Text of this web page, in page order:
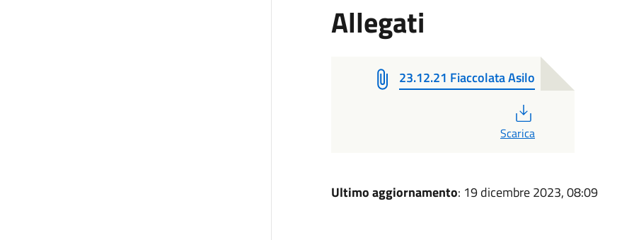
Allegati
23.12.21 Fiaccolata Asilo
Scarica
Ultimo aggiornamento: 19 dicembre 2023, 08:09